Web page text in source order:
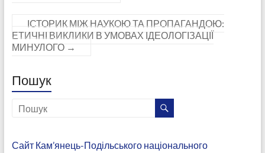
ІСТОРИК МІЖ НАУКОЮ ТА ПРОПАГАНДОЮ:
ЕТИЧНІ ВИКЛИКИ В УМОВАХ ІДЕОЛОГІЗАЦІЇ
МИНУЛОГО →
Пошук
Сайт Кам’янець-Подільського національного